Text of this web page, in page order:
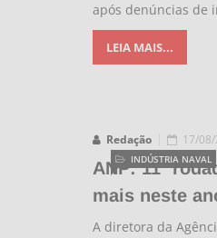
após denúncias de
LEIA MAIS...
Redação
INDÚSTRIA NAVAL
17/
ANP: 11ª
mais neste
A diretora da